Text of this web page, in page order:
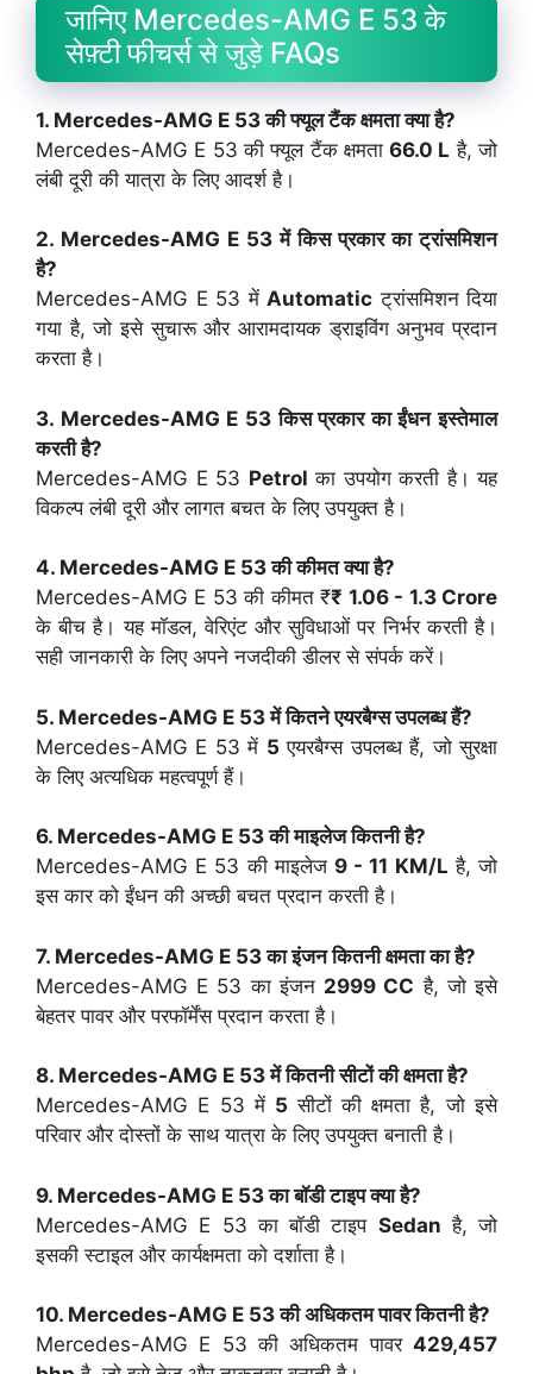
जानिए Mercedes-AMG E 53 के
सेफ़्टी फीचर्स से जुड़े FAQs
1. Mercedes-AMG E 53 की फ्यूल टैंक क्षमता क्या है?
Mercedes-AMG E 53 की फ्यूल टैंक क्षमता66.0 L है, जो
लंबी दूरी की यात्रा के लिए आदर्श है।
2. Mercedes-AMG E 53 में किस प्रकार का ट्रांसमिशन
है?
Mercedes-AMG E 53 में Automatic ट्रांसमिशन दिया
गया है, जो इसे सुचारू और आरामदायक ड्राइविंग अनुभव प्रदान
करता है।
3. Mercedes-AMG E 53 किस प्रकार का ईंधन इस्तेमाल
करती है?
Mercedes-AMG E 53 Petrol का उपयोग करती है। यह
विकल्प लंबी दूरी और लागत बचत के लिए उपयुक्त है।
4. Mercedes-AMG E 53 की कीमत क्या है?
Mercedes-AMG E 53 की कीमत ₹₹ 1.06 - 1.3 Crore
के बीच है। यह मॉडल, वेरिएंट और सुविधाओं पर निर्भर करती है।
सही जानकारी के लिए अपने नजदीकी डीलर से संपर्क करें।
5. Mercedes-AMG E 53 में कितने एयरबैग्स उपलब्ध हैं?
Mercedes-AMG E 53 में 5 एयरबैग्स उपलब्ध हैं, जो सुरक्षा
के लिए अत्यधिक महत्वपूर्ण हैं।
6. Mercedes-AMG E 53 की माइलेज कितनी है?
Mercedes-AMG E 53 की माइलेज 9 - 11 KM/L है, जो
इस कार को ईंधन की अच्छी बचत प्रदान करती है।
7. Mercedes-AMG E 53 का इंजन कितनी क्षमता का है?
Mercedes-AMG E 53 का इंजन 2999 CC है, जो इसे
बेहतर पावर और परफॉर्मेंस प्रदान करता है।
8. Mercedes-AMG E 53 में कितनी सीटों की क्षमता है?
Mercedes-AMG E 53 में 5सीटों की क्षमता है, जो इसे
परिवार और दोस्तों के साथ यात्रा के लिए उपयुक्त बनाती है।
9. Mercedes-AMG E 53 का बॉडी टाइप क्या है?
Mercedes-AMG E 53 का बॉडी टाइप Sedan है, जो
इसकी स्टाइल और कार्यक्षमता को दर्शाता है।
10. Mercedes-AMG E 53 की अधिकतम पावर कितनी है?
Mercedes-AMG E 53 की अधिकतम पावर 429,457